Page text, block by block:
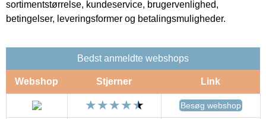
sortimentstørrelse, kundeservice, brugervenlighed,
betingelser, leveringsformer og betalingsmuligheder.
Bedst anmeldte webshops
Webshop Stjerner Link
Besøg webshop